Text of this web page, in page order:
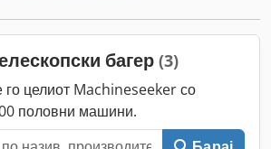
багер (3)
го целиот Machineseeker со
половни машини.